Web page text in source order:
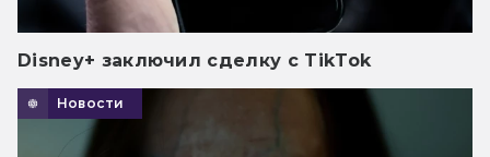
Disney+ заключил сделку с TikTok
Новости